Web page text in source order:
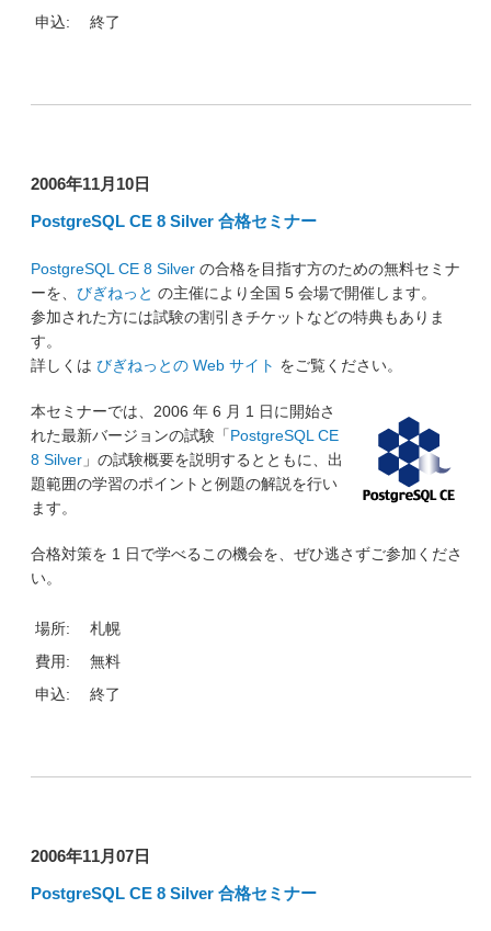
申込:
終了
2006年11月10日
PostgreSQL CE 8 Silver 合格セミナー
PostgreSQL CE 8 Silverの合格を目指す方のための無料セミナ
ーを、 びぎねっと の主催により全国 5 会場で開催します。
参加された方には試験の割引きチケットなどの特典もありま
す。
詳しくは びぎねっとの Web サイト をご覧ください。
本セミナーでは、2006 年 6 月 1 日に開始さ
れた最新バージョンの試験「PostgreSQL CE
8 Silver」の試験概要を説明するとともに、出
題範囲の学習のポイントと例題の解説を行い
ます。
合格対策を 1 日で学べるこの機会を、ぜひ逃さずご参加くださ
い。
場所:
札幌
費用:
無料
申込:
終了
2006年11月07日
PostgreSQL CE 8 Silver 合格セミナー